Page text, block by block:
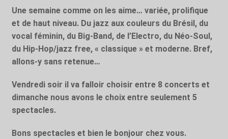
Une semaine comme on les aime… variée, prolifique
et de haut niveau. Du jazz aux couleurs du Brésil, du
vocal féminin, du Big-Band, de l’Electro, du Néo-Soul,
du Hip-Hop/jazz free, « classique » et moderne. Bref,
allons-y sans retenue…
Vendredi soir il va falloir choisir entre 8 concerts et
dimanche nous avons le choix entre seulement 5
spectacles.
Bons spectacles et bien le bonjour chez vous.